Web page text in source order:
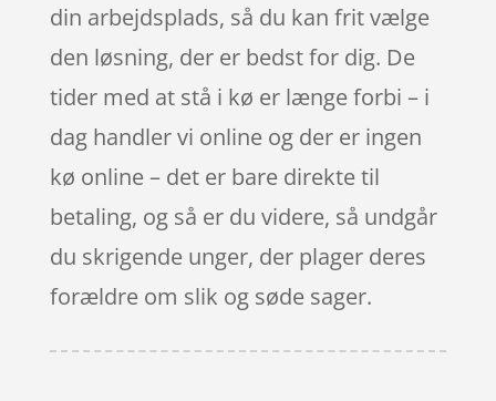
din arbejdsplads, så du kan frit vælge
den løsning, der er bedst for dig. De
tider med at stå i kø er længe forbi – i
dag handler vi online og der er ingen
kø online – det er bare direkte til
betaling, og så er du videre, så undgår
du skrigende unger, der plager deres
forældre om slik og søde sager.